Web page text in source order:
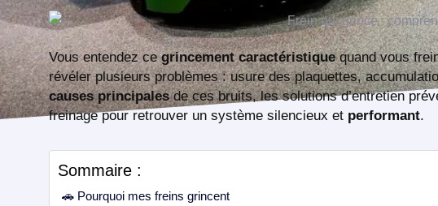
Vous entendez cegrincement caractéristiquequand vous
révéler plusieurs problèmes : usure des plaquettes,
causes principalesde ces bruits, les solutions d’entretien
freinage pour retrouver un système silencieux et performant.
Sommaire :
🚗 Pourquoi mes freins grincent